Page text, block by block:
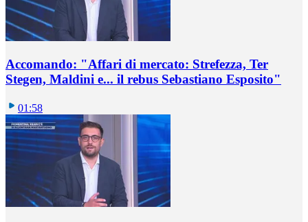
Accomando: "Affari di mercato: Strefezza, Ter
Stegen, Maldini e... il rebus Sebastiano Esposito"
01:58